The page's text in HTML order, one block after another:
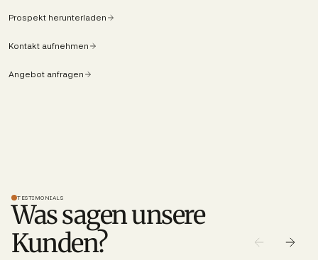
Prospekt herunterladen
Kontakt aufnehmen
Angebot anfragen
TESTIMONIALS
Was sagen unsere
Kunden?